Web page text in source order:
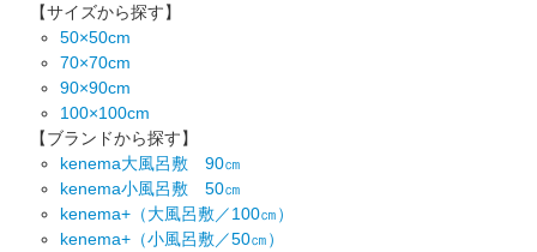
【サイズから探す】
50×50cm
70×70cm
90×90cm
100×100cm
【ブランドから探す】
kenema大風呂敷 90㎝
kenema小風呂敷 50㎝
kenema+（大風呂敷／100㎝）
kenema+（小風呂敷／50㎝）